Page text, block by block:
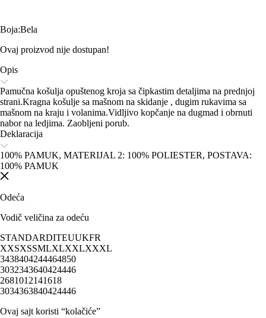
Boja:Bela
Ovaj proizvod nije dostupan!
Opis
Pamučna košulja opuštenog kroja sa čipkastim detaljima na prednjoj
strani.Kragna košulje sa mašnom na skidanje , dugim rukavima sa
mašnom na kraju i volanima.Vidljivo kopčanje na dugmad i obrnuti
nabor na ledjima. Zaobljeni porub.
Deklaracija
100% PAMUK, MATERIJAL 2: 100% POLIESTER, POSTAVA:
100% PAMUK
Odeća
Vodič veličina za odeću
STANDARDITEUUKFR
XXSXSSMLXLXXLXXXL
3438404244464850
3032343640424446
2681012141618
3034363840424446
Ovaj sajt koristi “kolačiće”